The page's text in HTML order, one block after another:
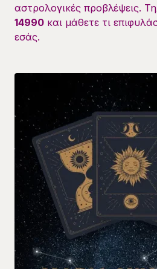
αστρολογικές προβλέψεις.
14990 και μάθετε τι
εσάς.